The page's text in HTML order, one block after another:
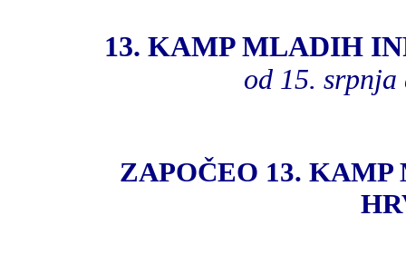
13. KAMP MLADIH
od 15. srpnja
ZAPOČEO 13.